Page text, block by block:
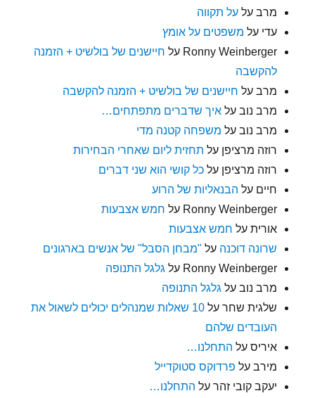
מרב עלעל תקווה
עדי על משפטים על אומץ
Ronny Weinberger על חיישנים של בולשיט + הזמנה
להקשבה
מרב על חיישנים של בולשיט + הזמנה להקשבה
מרב נוב עלאיך שדברים מתפתחים…
מרב נוב על משפחה קטנה מדי
רוזה מרציפן על תחזית ליום שאחרי הבחירות
רוזה מרציפן עלכל קושי הוא שני דברים
חיים על הבנאליות של הרוע
Ronny Weinberger על חמש אצבעות
אורית על חמש אצבעות
שרונה דוכנה על "מבחן הסבל" של אנשים בארגונים
Ronny Weinberger על גלגל התנופה
מרב נוב על גלגל התנופה
שלגית שחר על
10 שאלות שמנהלים יכולים לשאול את
העובדים שלהם
איריס על התחלנו…
מירב על פרדוקס סטוקדייל
יעקב קובי זהר על התחלנו…